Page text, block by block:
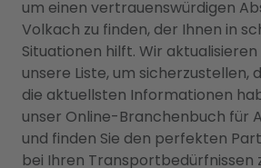
um einen vertrauenswürdigen
Volkach zu finden, der Ihnen in
Situationen hilft. Wir
unsere Liste, um sicherzustellen,
die aktuellsten Informationen
unser Online-Branchenbuch für
und finden Sie den perfekten
bei Ihren Transportbedürfnissen